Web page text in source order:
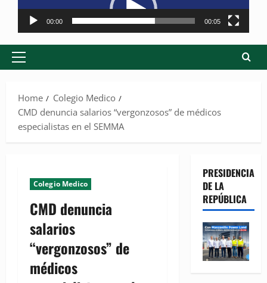
de
vídeo
00:00 00:05
Primary
Home
Colegio Medico
CMD denuncia salarios “vergonzosos” de médicos
especialistas en el SEMMA
Colegio Medico
CMD denuncia
salarios
“vergonzosos” de
médicos
PRESIDENCIA
DE LA
REPÚBLICA